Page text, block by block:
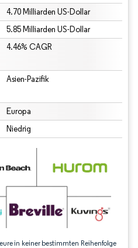
4.70 Milliarden US-Dollar
5.85 Milliarden US-Dollar
4.46% CAGR
Asien-Pazifik
Europa
Niedrig
in keiner bestimmten Reihenfolge
erfordert Namensnennung